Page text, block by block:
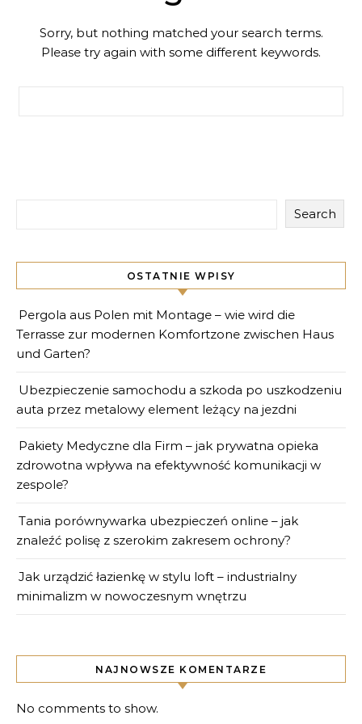
Sorry, but nothing matched your search terms.
Please try again with some different keywords.
Search
OSTATNIE WPISY
Pergola aus Polen mit Montage – wie wird die
Terrasse zur modernen Komfortzone zwischen Haus
und Garten?
Ubezpieczenie samochodu a szkoda po uszkodzeniu
auta przez metalowy element leżący na jezdni
Pakiety Medyczne dla Firm – jak prywatna opieka
zdrowotna wpływa na efektywność komunikacji w
zespole?
Tania porównywarka ubezpieczeń online – jak
znaleźć polisę z szerokim zakresem ochrony?
Jak urządzić łazienkę w stylu loft – industrialny
minimalizm w nowoczesnym wnętrzu
NAJNOWSZE KOMENTARZE
No comments to show.